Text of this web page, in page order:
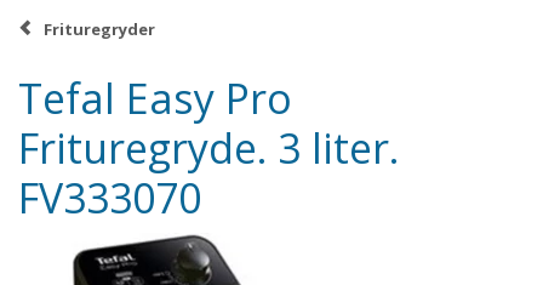
Frituregryder
Tefal Easy Pro
Frituregryde. 3 liter.
FV333070